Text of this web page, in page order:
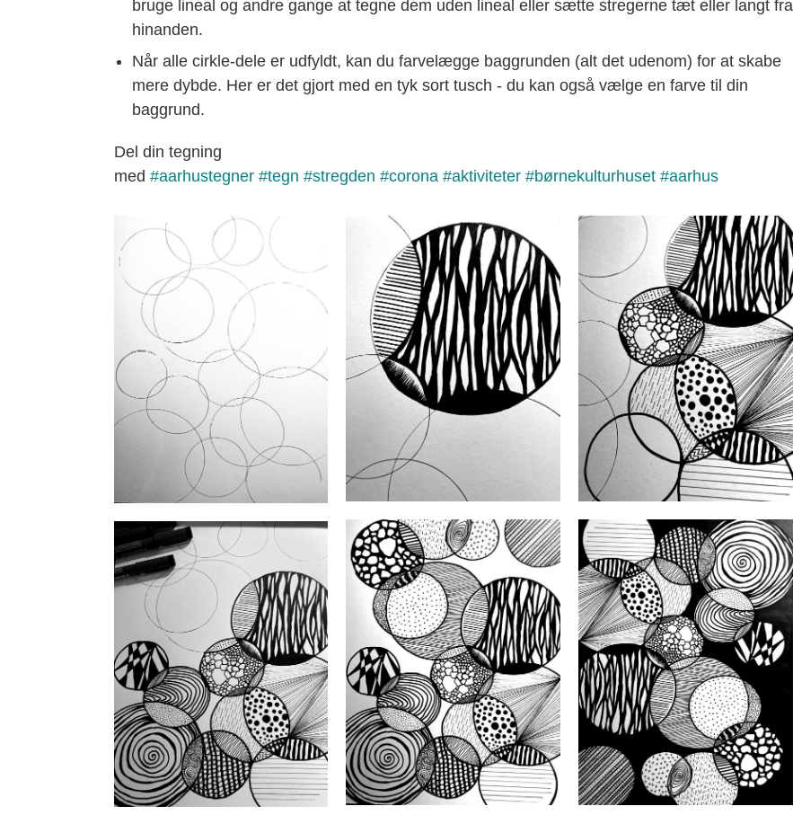
bruge lineal og andre gange at tegne dem uden lineal eller sætte stregerne tæt eller langt fra
hinanden.
Når alle cirkle-dele er udfyldt, kan du farvelægge baggrunden (alt det udenom) for at skabe
mere dybde. Her er det gjort med en tyk sort tusch - du kan også vælge en farve til din
baggrund.
Del din tegning
med #aarhustegner #tegn #stregden #corona #aktiviteter #børnekulturhuset #aarhus